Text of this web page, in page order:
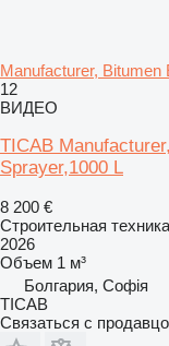
Manufacturer, Bitumen
12
ВИДЕО
TICAB
Sprayer,1000 L
8 200 €
Строительная
2026
Объем 1 м³
Болгария, Софія
ТІСАВ
Связаться с